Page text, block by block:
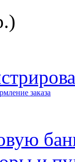
заказа